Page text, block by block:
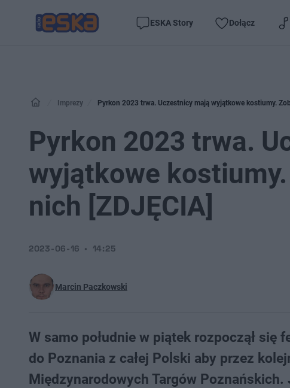
ESKA Story Dołącz
Imprezy Pyrkon 2023 trwa. Uczestnicy mają wyjątkowe kostiumy.
Pyrkon 2023 trwa.
wyjątkowe
nich [ZDJĘCIA]
Marcin Paczkowski
2023-06-16 14:25
W samo południe w piątek rozpoczął się
do Poznania z całej Polski aby przez
Międzynarodowych Targów